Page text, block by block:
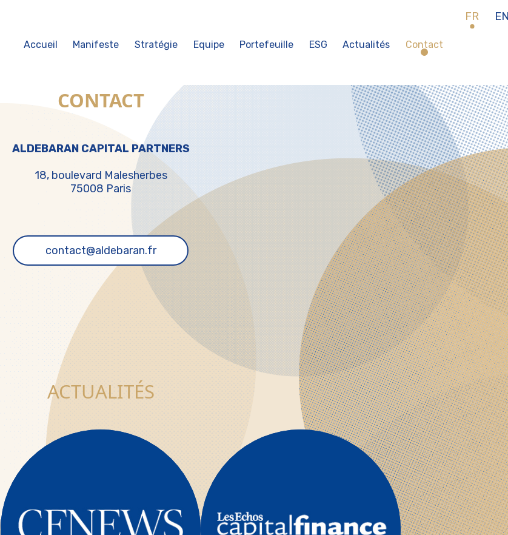
FR
Accueil Manifeste Stratégie Equipe Portefeuille ESG Actualités Contact
CONTACT
ALDEBARAN CAPITAL PARTNERS
18, boulevard Malesherbes
75008 Paris
contact@aldebaran.fr
ACTUALITÉS